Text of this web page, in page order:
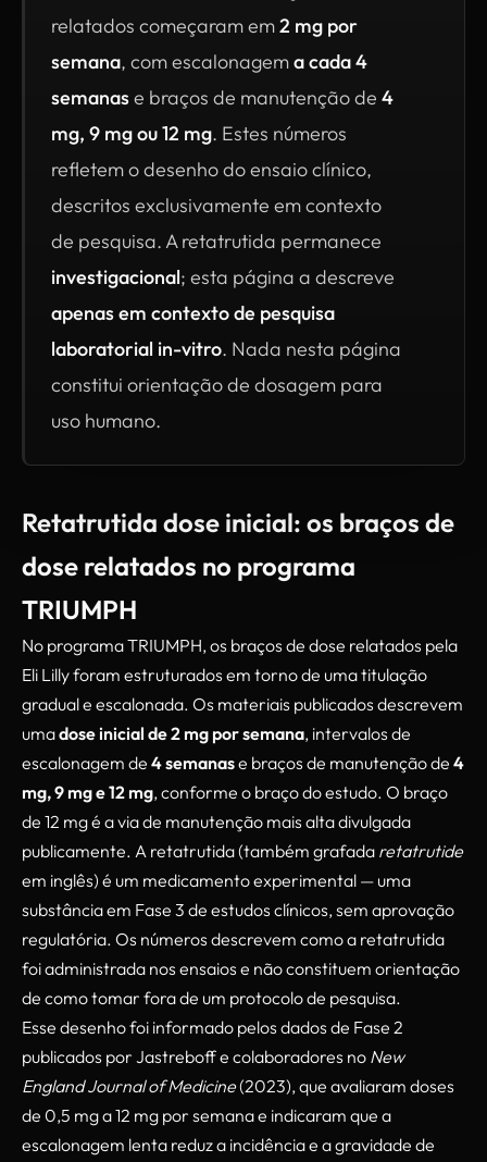
relatados começaram em2 mg por
semana, com escalonagema cada 4
semanase braços de manutenção de 4
mg, 9 mg ou 12 mg. Estes números
refletem o desenho do ensaio clínico,
descritos exclusivamente em contexto
de pesquisa. A retatrutida permanece
investigacional; esta página a descreve
apenas em contexto de pesquisa
laboratorial in-vitro. Nada nesta página
constitui orientação de dosagem para
uso humano.
Retatrutida dose inicial: os braços de
dose relatados no programa
TRIUMPH
No programa TRIUMPH, os braços de dose relatados pela
Eli Lilly foram estruturados em torno de uma titulação
gradual e escalonada. Os materiais publicados descrevem
umadose inicial de 2 mg por semana, intervalos de
escalonagem de 4 semanase braços de manutenção de 4
mg, 9 mg e 12 mg, conforme o braço do estudo. O braço
de 12 mg é a via de manutenção mais alta divulgada
publicamente. A retatrutida (também grafada retatrutide
em inglês) é um medicamento experimental — uma
substância em Fase 3 de estudos clínicos, sem aprovação
regulatória. Os números descrevem como a retatrutida
foi administrada nos ensaios e não constituem orientação
de como tomar fora de um protocolo de pesquisa.
Esse desenho foi informado pelos dados de Fase 2
publicados por Jastreboff e colaboradores no New
England Journal of Medicine(2023), que avaliaram doses
de 0,5 mg a 12 mg por semana e indicaram que a
escalonagem lenta reduz a incidência e a gravidade de